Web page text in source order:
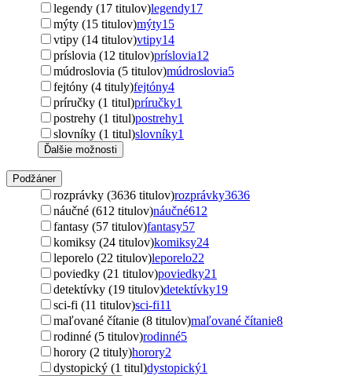
legendy (17 titulov)legendy17
mýty (15 titulov)mýty15
vtipy (14 titulov)vtipy14
príslovia (12 titulov)príslovia12
múdroslovia (5 titulov)múdroslovia5
fejtóny (4 tituly)fejtóny4
príručky (1 titul)príručky1
postrehy (1 titul)postrehy1
slovníky (1 titul)slovníky1
Ďalšie možnosti
Podžáner
rozprávky (3636 titulov)rozprávky3636
náučné (612 titulov)náučné612
fantasy (57 titulov)fantasy57
komiksy (24 titulov)komiksy24
leporelo (22 titulov)leporelo22
poviedky (21 titulov)poviedky21
detektívky (19 titulov)detektívky19
sci-fi (11 titulov)sci-fi11
maľované čítanie (8 titulov)maľované čítanie8
rodinné (5 titulov)rodinné5
horory (2 tituly)horory2
dystopický (1 titul)dystopický1